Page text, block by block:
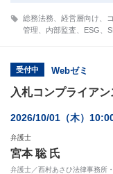
総務法務 経営層向け
管理
内部監査 ESG
受付中 Webゼミ
入札コンプライア
2026/10/01（木）
弁護士
宮本 聡 氏
弁護士／西村あさひ法律事務所